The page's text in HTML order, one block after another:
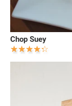
Chop Suey